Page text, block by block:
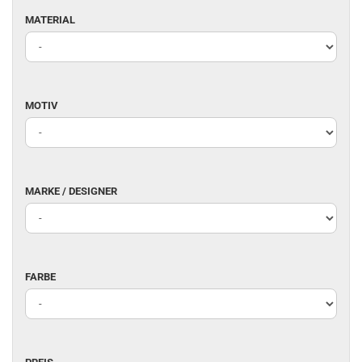
MATERIAL
MATERIAL
MOTIV
MOTIV
MARKE
/
DESIGNER
MARKE / DESIGNER
FARBE
FARBE